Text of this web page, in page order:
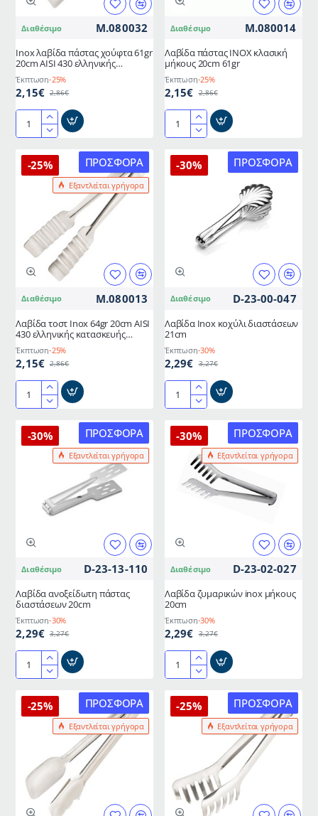
Διαθέσιμο M.080032
Inox λαβίδα πάστας χούφτα 61gr
20cm AISI 430 ελληνικής
κατασκευής METANO
Έκπτωση-25%
2,15€ 2,86€
Inox
πάστας
χούφτα
ελληνικής
κατασκευής
METANO
Διαθέσιμο Μ.080014
Λαβίδα πάστας ΙΝΟΧ κλασική
μήκους 20cm 61gr
Έκπτωση-25%
2,15€ 2,86€
Λαβίδα
ΙΝΟΧ
κλασική
ΠΡΟΣΦΟΡΆ
Εξαντλείται γρήγορα
-25%
Διαθέσιμο M.080013
Λαβίδα τοστ Inox 64gr 20cm AISI
430 ελληνικής κατασκευής
METANO
Έκπτωση-25%
2,15€ 2,86€
Λαβίδα
Inox
64gr
ελληνικής
κατασκευής
ΠΡΟΣΦΟΡΆ
-30%
Διαθέσιμο D-23-00-047
Λαβίδα Inox κοχύλι διαστάσεων
21cm
Έκπτωση-30%
2,29€ 3,27€
Λαβίδα
κοχύλι
διαστάσεων
ΠΡΟΣΦΟΡΆ
Εξαντλείται γρήγορα
-30%
Διαθέσιμο D-23-13-110
Λαβίδα ανοξείδωτη πάστας
διαστάσεων 20cm
Έκπτωση-30%
2,29€ 3,27€
Λαβίδα
πάστας
διαστάσεων
ΠΡΟΣΦΟΡΆ
Εξαντλείται γρήγορα
-30%
Διαθέσιμο D-23-02-027
Λαβίδα ζυμαρικών inox μήκους
20cm
Έκπτωση-30%
2,29€ 3,27€
Λαβίδα
inox
μήκους
ΠΡΟΣΦΟΡΆ
Εξαντλείται γρήγορα
-25% ΠΡΟΣΦΟΡΆ
Εξαντλείται γρήγορα
-25%